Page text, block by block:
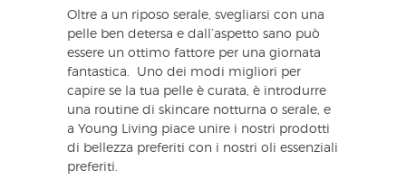
Oltre a un riposo serale, svegliarsi con una
pelle ben detersa e dall’aspetto sano può
essere un ottimo fattore per una giornata
fantastica. Uno dei modi migliori per
capire se la tua pelle è curata, è introdurre
una routine di skincare notturna o serale, e
a Young Living piace unire i nostri prodotti
di bellezza preferiti con i nostri oli essenziali
preferiti.